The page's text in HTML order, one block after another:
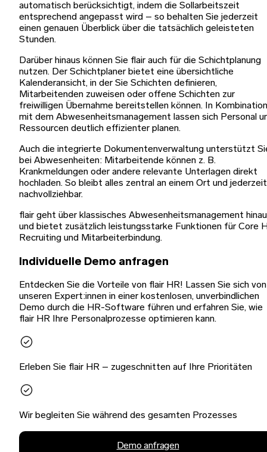
automatisch berücksichtigt, indem die Sollarbeitszeit
entsprechend angepasst wird – so behalten Sie jederzeit
einen genauen Überblick über die tatsächlich geleisteten
Stunden.
Darüber hinaus können Sie flair auch für die Schichtplanung
nutzen. Der Schichtplaner bietet eine übersichtliche
Kalenderansicht, in der Sie Schichten definieren,
Mitarbeitenden zuweisen oder offene Schichten zur
freiwilligen Übernahme bereitstellen können. In Kombination
mit dem Abwesenheitsmanagement lassen sich Personal
Ressourcen deutlich effizienter planen.
Auch die integrierte Dokumentenverwaltung unterstützt
bei Abwesenheiten: Mitarbeitende können z. B.
Krankmeldungen oder andere relevante Unterlagen direkt
hochladen. So bleibt alles zentral an einem Ort und jederzeit
nachvollziehbar.
flair geht über klassisches Abwesenheitsmanagement
und bietet zusätzlich leistungsstarke Funktionen für Core
Recruiting und Mitarbeiterbindung.
Individuelle Demo anfragen
Entdecken Sie die Vorteile von flair HR! Lassen Sie sich von
unseren Expert:innen in einer kostenlosen, unverbindlichen
Demo durch die HR-Software führen und erfahren Sie, wie
flair HR Ihre Personalprozesse optimieren kann.
Erleben Sie flair HR – zugeschnitten auf Ihre Prioritäten
Wir begleiten Sie während des gesamten Prozesses
Demo anfragen